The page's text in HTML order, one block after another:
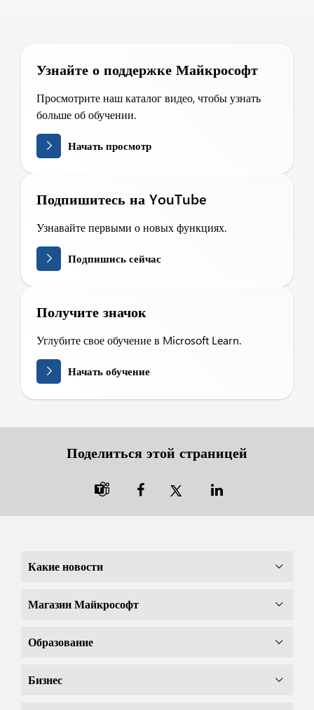
Узнайте о поддержке Майкрософт
Просмотрите наш каталог видео, чтобы узнать
больше об обучении.
Начать просмотр
Подпишитесь на YouTube
Узнавайте первыми о новых функциях.
Подпишись сейчас
Получите значок
Углубите свое обучение в Microsoft Learn.
Начать обучение
Поделиться этой страницей

Какие новости
Магазин Майкрософт
Образование
Бизнес